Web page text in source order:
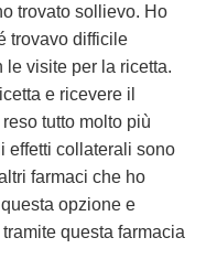
trovato sollievo. Ho
trovavo difficile
visite per la ricetta.
e ricevere il
tutto molto più
effetti collaterali sono
farmaci che ho
opzione e
tramite questa farmacia